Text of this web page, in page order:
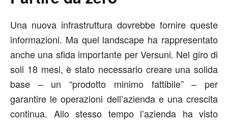
Una nuova infrastruttura dovrebbe fornire queste
informazioni. Ma quel landscape ha rappresentato
anche una sfida importante per Versuni. Nel giro di
soli 18 mesi, è stato necessario creare una solida
base – un “prodotto minimo fattibile” – per
garantire le operazioni dell’azienda e una crescita
continua. Allo stesso tempo l’azienda ha visto